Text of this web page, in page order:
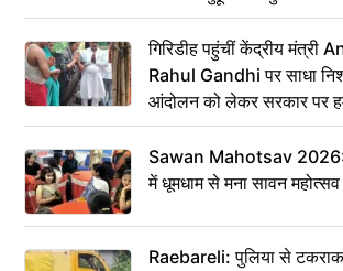
गिरिडीह पहुंचीं केंद्रीय
Rahul Gandhi पर साधा
आंदोलन को लेकर सरकार पर
Sawan Mahotsav 2026:
में धूमधाम से मना सावन महोत्सव
Raebareli: पुलिया से